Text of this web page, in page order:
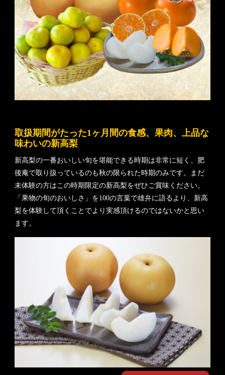
取扱期間がたった1ヶ月間の食感、果肉、上品な
味わいの新高梨
新高梨の一番おいしい旬を堪能できる時期は非常に短く、肥
後庵で取り扱っているのも秋の限られた時期のみです。まだ
未体験の方はこの時期限定の新高梨をぜひご賞味ください。
「果物の旬のおいしさ」を100の言葉で雄弁に語るより、新高
梨を体験して頂くことでより実感頂けるのではないかと思い
ます。